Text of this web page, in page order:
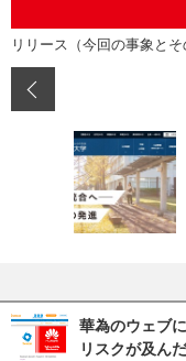
リリース（今回の事象とそ
華為のウェブ
リスクが及ん